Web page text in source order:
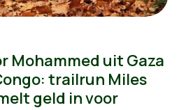
Mohammed uit Gaza
trailrun Miles
geld in voor